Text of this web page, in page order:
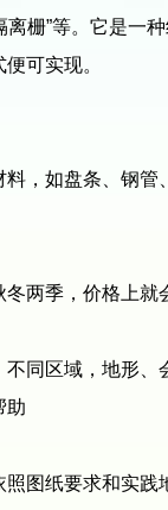
离栅”等。它是一
可实现。
如盘条、钢管
季，价格上就
区域，地形、
助
纸要求和实践